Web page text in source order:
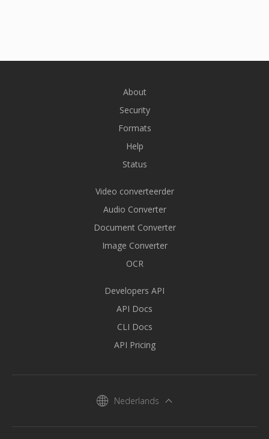
About
Security
Formats
Help
Status
Video converteerder
Audio Converter
Document Converter
Image Converter
OCR
Developers API
API Docs
CLI Docs
API Pricing
Nederlands